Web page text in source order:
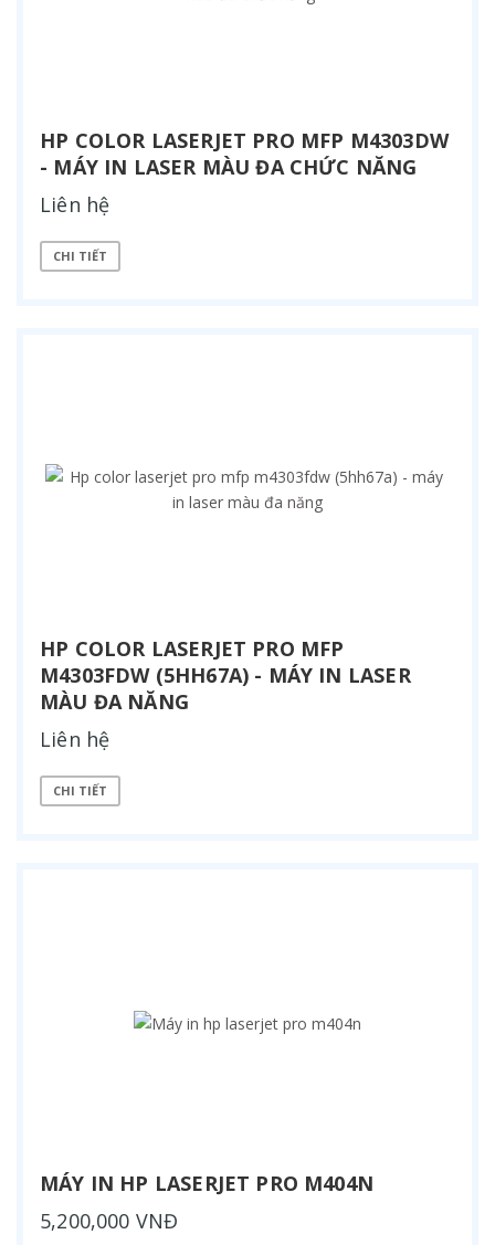
HP COLOR LASERJET PRO MFP M4303DW
- MÁY IN LASER MÀU ĐA CHỨC NĂNG
Liên hệ
CHI TIẾT
HP COLOR LASERJET PRO MFP
M4303FDW (5HH67A) - MÁY IN LASER
MÀU ĐA NĂNG
Liên hệ
CHI TIẾT
MÁY IN HP LASERJET PRO M404N
5,200,000 VNĐ